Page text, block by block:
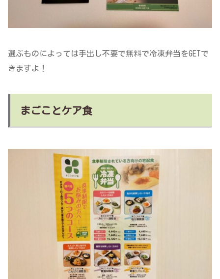
選ぶものによっては手出し不要で無料で冷凍弁当をGETで
きますよ！
まごことケア食